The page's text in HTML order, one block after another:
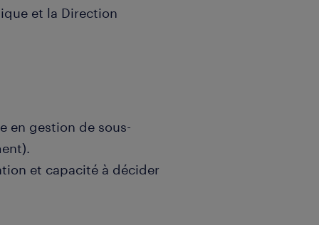
et la Direction
en gestion de sous-
et capacité à décider
et goût du terrain.